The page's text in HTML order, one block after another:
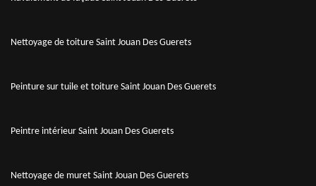
Nettoyage de toiture Saint Jouan Des Guerets
Peinture sur tuile et toiture Saint Jouan Des Guerets
Peintre intérieur Saint Jouan Des Guerets
Nettoyage de muret Saint Jouan Des Guerets